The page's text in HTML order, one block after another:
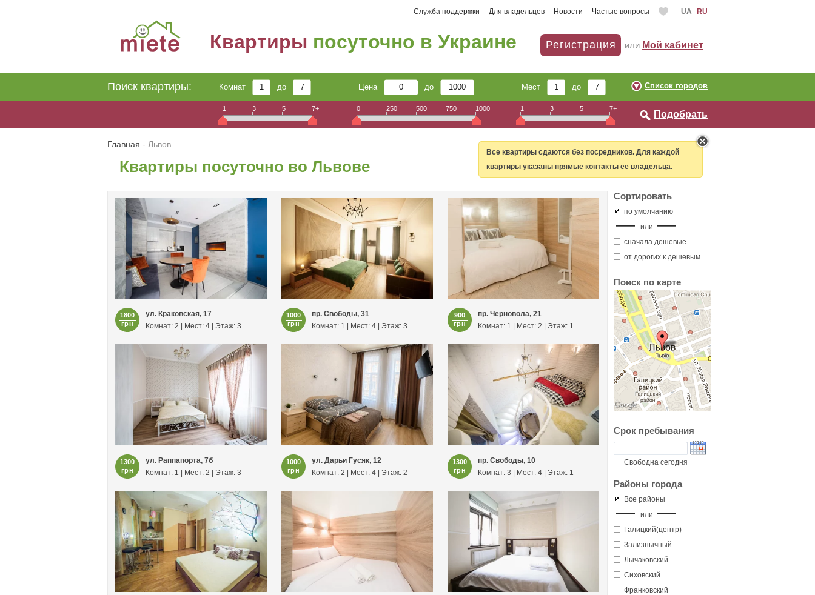
Служба поддержки Для владельцев Новости Частые вопросы UA RU
Квартиры посуточно в Украине Регистрация или Мой кабинет
Поиск квартиры: Комнат до Цена до Мест до Список городов
1 3 5 7+ 0 250 500 750 1000 1 3 5 7+
Подобрать
Главная - Львов
Все квартиры сдаются без посредников. Для каждой
квартиры указаны прямые контакты ее владельца.
Квартиры посуточно во Львове
Сортировать
по умолчанию
или
сначала дешевые
от дорогих к дешевым
Поиск по карте
Срок пребывания
Свободна сегодня
Районы города
Все районы
или
Галицкий(центр)
Зализнычный
Лычаковский
Сиховский
Франковский
1800
грн
ул. Краковская, 17
Комнат: 2 | Мест: 4 | Этаж: 3
1000
грн
пр. Свободы, 31
Комнат: 1 | Мест: 4 | Этаж: 3
900
грн
пр. Черновола, 21
Комнат: 1 | Мест: 2 | Этаж: 1
1300
грн
ул. Раппапорта, 7б
Комнат: 1 | Мест: 2 | Этаж: 3
1000
грн
ул. Дарьи Гусяк, 12
Комнат: 2 | Мест: 4 | Этаж: 2
1300
грн
пр. Свободы, 10
Комнат: 3 | Мест: 4 | Этаж: 1